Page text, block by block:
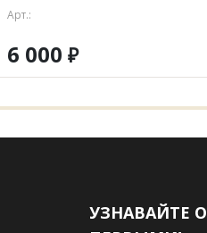
Арт.:
6 000 ₽
УЗНАВАЙТЕ